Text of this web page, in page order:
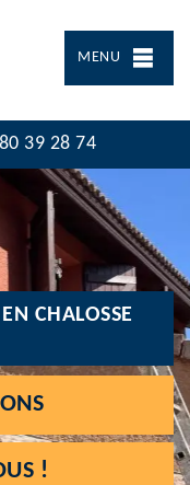
MENU
39 28 74
CHALOSSE
!